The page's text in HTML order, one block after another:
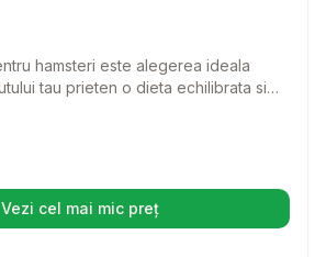
hamsteri este alegerea ideala
tau prieten o dieta echilibrata si
energiei si sanatatii
Vezi cel mai mic preț(se deschide într-o filă nouă)